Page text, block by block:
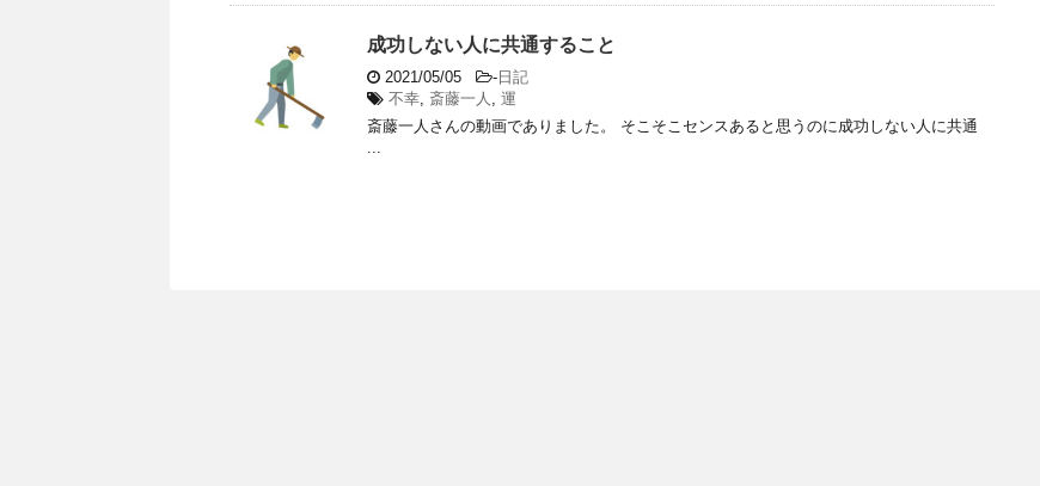
成功しない人に共通すること
2021/05/05 - 日記
不幸 斎藤一人
運
斎藤一人さんの動画でありました。 そこそこセンスあると思うのに成功しない人に共通